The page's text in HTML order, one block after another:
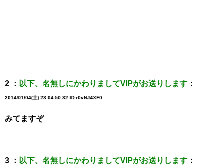
2 ： 以下、名無しにかわりましてVIPがお送りします ：
2014/01/04(土) 23:04:50.32 ID:r0vNJ4XF0
みてますぞ
3 ： 以下、名無しにかわりましてVIPがお送りします ：